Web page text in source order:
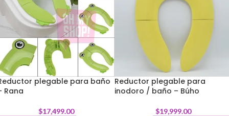
plegable para baño
Rana
$17,499.00
Reductor plegable para
inodoro / baño – Búho
$19,999.00